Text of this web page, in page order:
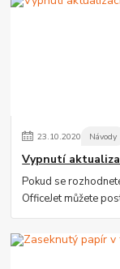
23.10.2020 Návody
Vypnutí
Pokud se
OfficeJet můžete